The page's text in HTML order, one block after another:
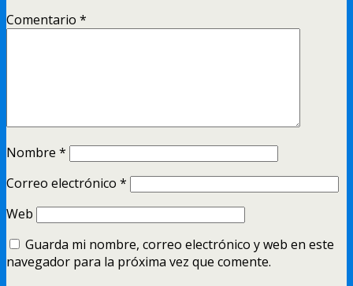
Comentario *
Nombre *
Correo electrónico *
Web
Guarda mi nombre, correo electrónico y web en este
navegador para la próxima vez que comente.